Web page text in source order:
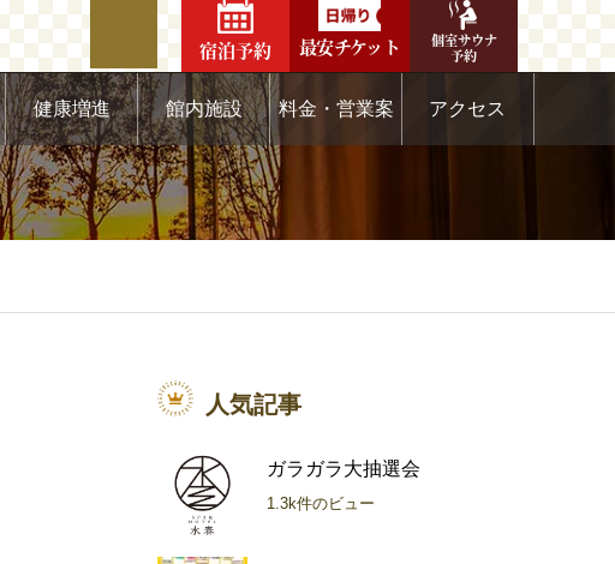
個室サウナ
予約
最安チケット
宿泊予約
健康増進 館内施設 料金・営業案 アクセス
人気記事
ガラガラ大抽選会
1.3k件のビュー